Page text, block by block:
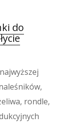
do
rondle,